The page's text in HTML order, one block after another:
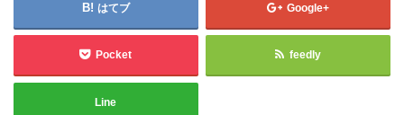
はてブ Google+
Pocket feedly
Line